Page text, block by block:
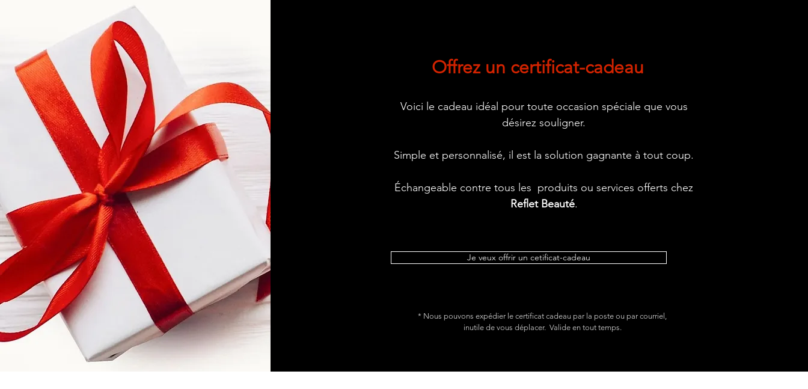
Offrez un certificat-cadeau
Voici le cadeau idéal pour toute occasion spéciale que vous
désirez souligner.
Simple et personnalisé, il est la solution gagnante à tout coup.
Échangeable contre tous les produits ou services offerts chez
Reflet Beauté.
Je veux offrir un cetificat-cadeau
* Nous pouvons expédier le certificat cadeau par la poste ou par courriel,
inutile de vous déplacer. Valide en tout temps.